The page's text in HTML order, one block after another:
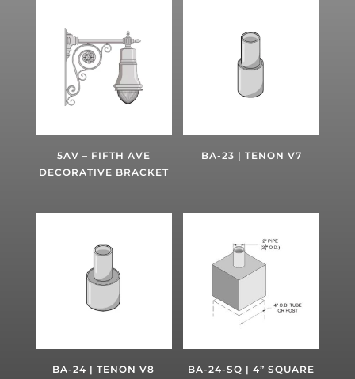
5AV – FIFTH AVE
DECORATIVE BRACKET
BA-23 | TENON V7
BA-24 | TENON V8
BA-24-SQ | 4” SQUARE